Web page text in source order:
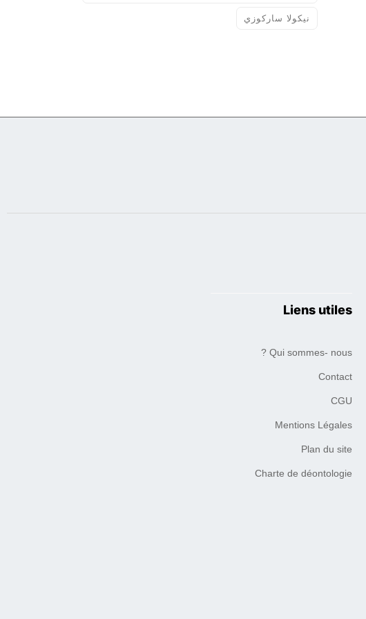
نيكولا ساركوزي
Liens utiles
Qui sommes- nous ?
Contact
CGU
Mentions Légales
Plan du site
Charte de déontologie